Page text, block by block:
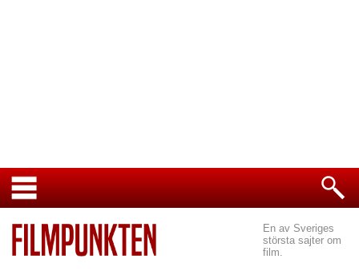
En av Sveriges
största sajter om
film.